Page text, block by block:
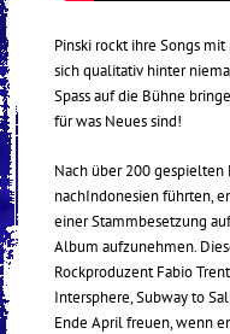
Pinski rockt ihre Songs
sich qualitativ hinter
Spass auf die Bühne
für was Neues sind!
Nach über 200 gespielten
nachIndonesien führten,
einer Stammbesetzung
Album aufzunehmen.
Rockproduzent Fabio
Intersphere, Subway to
Ende April freuen, wenn